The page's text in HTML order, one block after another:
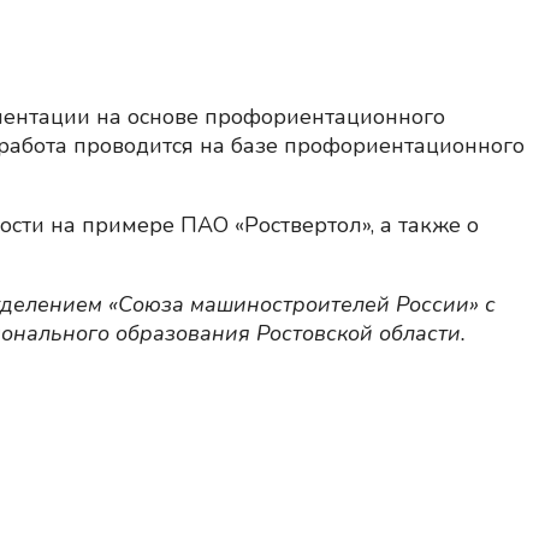
на основе профориентационного
проводится на базе профориентационного
на примере ПАО «Роствертол», а также о
«Союза машиностроителей России» с
образования Ростовской области.